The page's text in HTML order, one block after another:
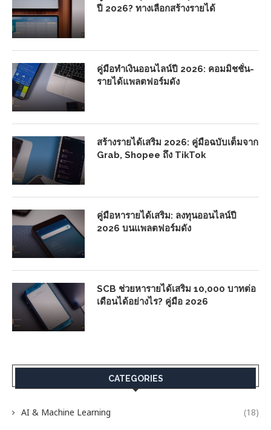
ปี 2026? ทางเลือกสร้างรายได้
คู่มือทำเงินออนไลน์ปี 2026: คอมมิชชั่น-
รายได้แพลตฟอร์มดัง
สร้างรายได้เสริม 2026: คู่มือฉบับเต็มจาก
Grab, Shopee ถึง TikTok
คู่มือหารายได้เสริม: ลงทุนออนไลน์ปี
2026 บนแพลตฟอร์มดัง
SCB ช่วยหารายได้เสริม 10,000 บาทต่อ
เดือนได้อย่างไร? คู่มือ 2026
CATEGORIES
AI & Machine Learning (18)